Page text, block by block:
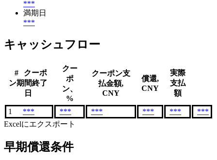
***
満期日
***
キャッシュフロー
#
クーポ
ン期間終了
日
クー
ポ
ン、
%
クーポン支
払金額,
CNY
償還,
CNY
実際
支払
額
1 *** *** *** *** ***
***
Excelにエクスポート
早期償還条件